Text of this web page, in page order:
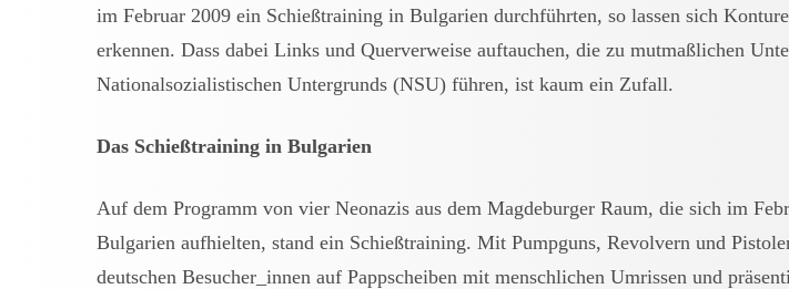
im Februar 2009 ein Schießtraining in Bulgarien durchführten, so lassen sich
erkennen. Dass dabei Links und Querverweise auftauchen, die zu mutmaßlichen
Nationalsozialistischen Untergrunds (NSU) führen, ist kaum ein Zufall.
Das Schießtraining in Bulgarien
Auf dem Programm von vier Neonazis aus dem Magdeburger Raum, die sich im
Bulgarien aufhielten, stand ein Schießtraining. Mit Pumpguns, Revolvern und
deutschen Besucher_innen auf Pappscheiben mit menschlichen Umrissen und